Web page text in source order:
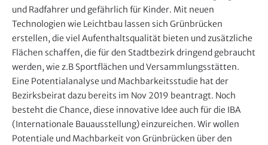
und Radfahrer und gefährlich für Kinder. Mit neuen
Technologien wie Leichtbau lassen sich Grünbrücken
erstellen, die viel Aufenthaltsqualität bieten und zusätzliche
Flächen schaffen, die für den Stadtbezirk dringend gebraucht
werden, wie z.B Sportflächen und Versammlungsstätten.
Eine Potentialanalyse und Machbarkeitsstudie hat der
Bezirksbeirat dazu bereits im Nov 2019 beantragt. Noch
besteht die Chance, diese innovative Idee auch für die IBA
(Internationale Bauausstellung) einzureichen. Wir wollen
Potentiale und Machbarkeit von Grünbrücken über den